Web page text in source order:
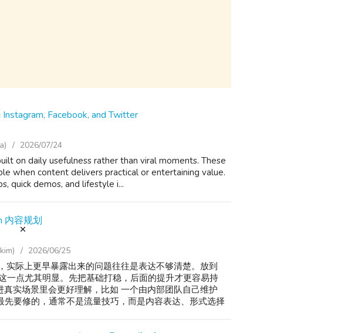
Facebook, and Twitter
2026/07/24
on daily usefulness rather than viral moments. These
when content delivers practical or entertaining value.
quick demos, and lifestyle i...
内容规划
2026/06/25
实际上更早暴露出来的问题往往是表达不够清楚。放到
一点尤其明显。先把基础打稳，后面的提升才更容易持
实场景里会更好理解，比如 一个由内部团队自己维护
要修的，通常不是流量技巧，而是内容表达、形式选择